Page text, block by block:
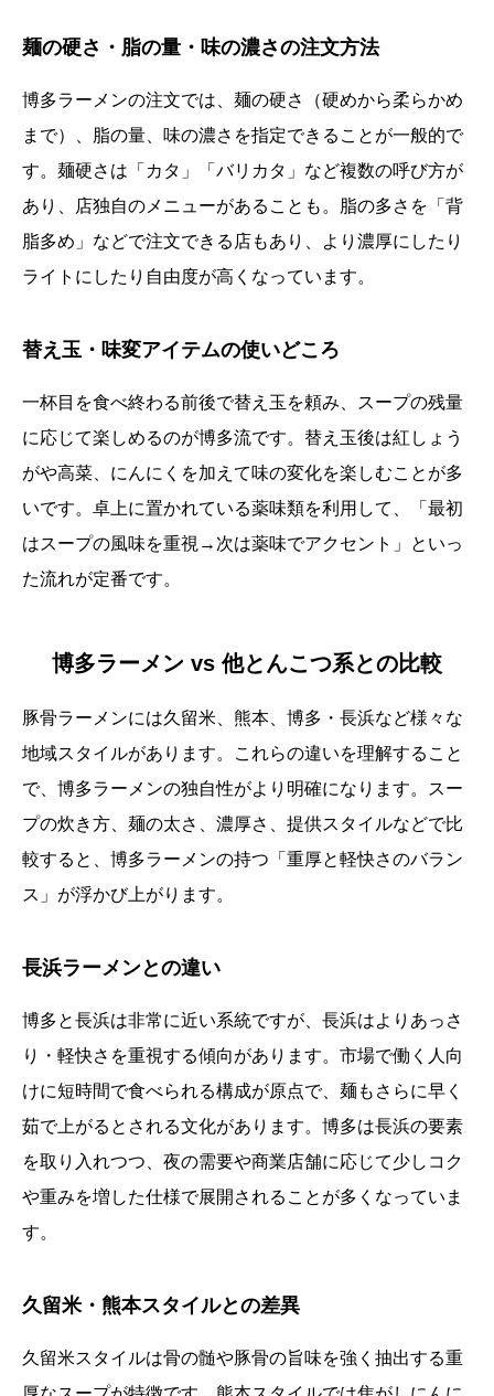
麺の硬さ・脂の量・味の濃さの注文方法
博多ラーメンの注文では、麺の硬さ（硬めから柔らかめ
まで）、脂の量、味の濃さを指定できることが一般的で
す。麺硬さは「カタ」「バリカタ」など複数の呼び方が
あり、店独自のメニューがあることも。脂の多さを「背
脂多め」などで注文できる店もあり、より濃厚にしたり
ライトにしたり自由度が高くなっています。
替え玉・味変アイテムの使いどころ
一杯目を食べ終わる前後で替え玉を頼み、スープの残量
に応じて楽しめるのが博多流です。替え玉後は紅しょう
がや高菜、にんにくを加えて味の変化を楽しむことが多
いです。卓上に置かれている薬味類を利用して、「最初
はスープの風味を重視→次は薬味でアクセント」といっ
た流れが定番です。
博多ラーメン vs 他とんこつ系との比較
豚骨ラーメンには久留米、熊本、博多・長浜など様々な
地域スタイルがあります。これらの違いを理解すること
で、博多ラーメンの独自性がより明確になります。スー
プの炊き方、麺の太さ、濃厚さ、提供スタイルなどで比
較すると、博多ラーメンの持つ「重厚と軽快さのバラン
ス」が浮かび上がります。
長浜ラーメンとの違い
博多と長浜は非常に近い系統ですが、長浜はよりあっさ
り・軽快さを重視する傾向があります。市場で働く人向
けに短時間で食べられる構成が原点で、麺もさらに早く
茹で上がるとされる文化があります。博多は長浜の要素
を取り入れつつ、夜の需要や商業店舗に応じて少しコク
や重みを増した仕様で展開されることが多くなっていま
す。
久留米・熊本スタイルとの差異
久留米スタイルは骨の髄や豚骨の旨味を強く抽出する重